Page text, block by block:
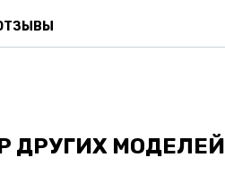
ДРУГИХ МОДЕЛЕЙ